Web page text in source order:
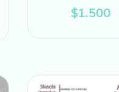
$1.500